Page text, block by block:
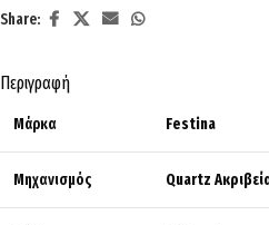
Share:
Περιγραφή
Μάρκα Festina
Μηχανισμός Quartz